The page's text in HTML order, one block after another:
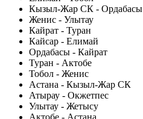
Кызыл-Жар СК - Ордабасы
Женис - Улытау
Кайрат - Туран
Кайсар - Елимай
Ордабасы - Кайрат
Туран - Актобе
Тобол - Женис
Астана - Кызыл-Жар СК
Атырау - Окжетпес
Улытау - Жетысу